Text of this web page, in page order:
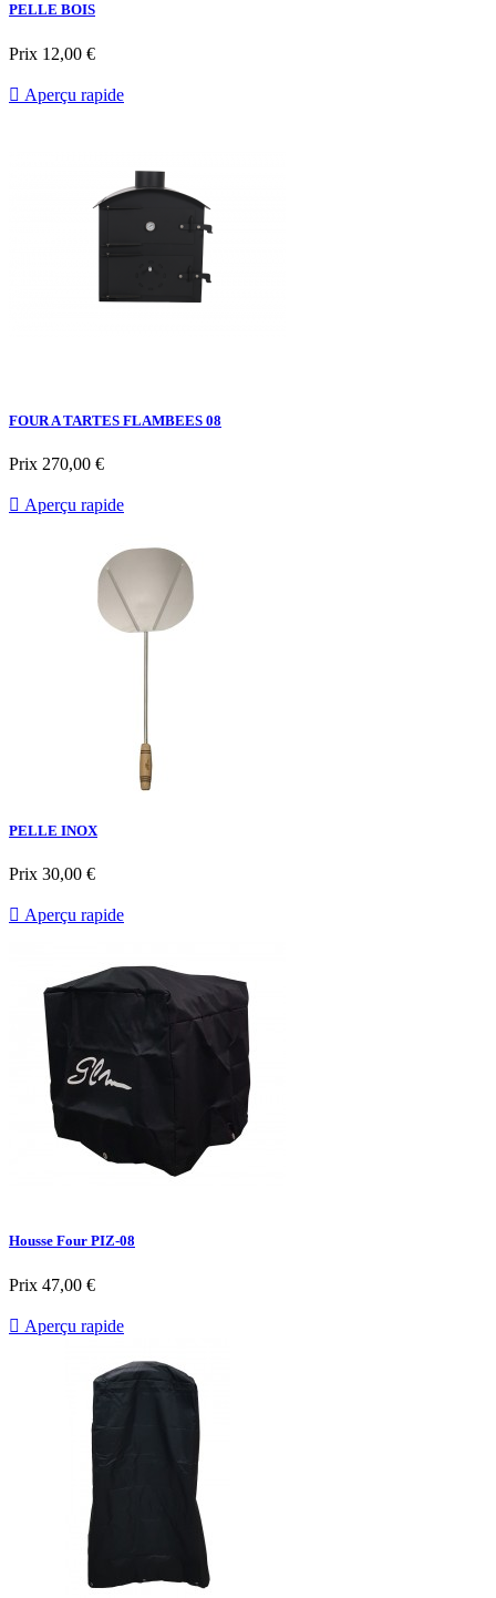
PELLE BOIS
Prix 12,00 €
 Aperçu rapide
FOUR A TARTES FLAMBEES 08
Prix 270,00 €
 Aperçu rapide
PELLE INOX
Prix 30,00 €
 Aperçu rapide
Housse Four PIZ-08
Prix 47,00 €
 Aperçu rapide